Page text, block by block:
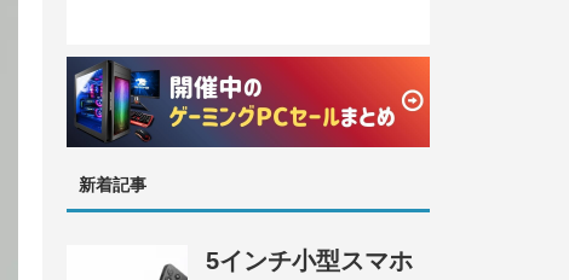
SALE 奥義』開
催、セール情報
まとめ
新着記事
5インチ小型スマホ